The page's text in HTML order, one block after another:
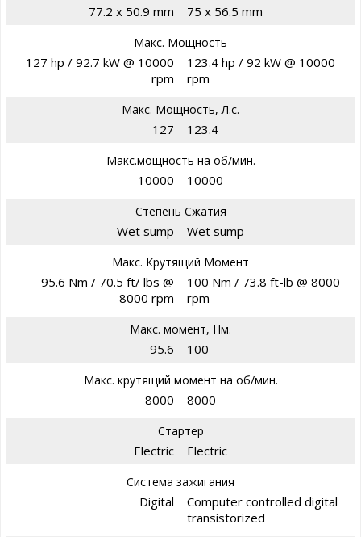
77.2 x 50.9 mm 75 x 56.5 mm
Макс. Мощность
127 hp / 92.7 kW @ 10000
rpm
123.4 hp / 92 kW @ 10000
rpm
Макс. Мощность, Л.с.
127 123.4
Макс.мощность на об/мин.
10000 10000
Степень Сжатия
Wet sump Wet sump
Макс. Крутящий Момент
95.6 Nm / 70.5 ft/ lbs @
8000 rpm
100 Nm / 73.8 ft-lb @ 8000
rpm
Макс. момент, Нм.
95.6 100
Макс. крутящий момент на об/мин.
8000 8000
Стартер
Electric Electric
Система зажигания
Digital
Computer controlled digital
transistorized